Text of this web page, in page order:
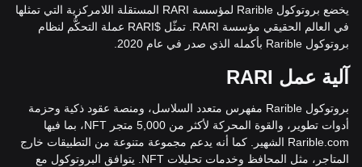
يخضع بروتوكول Rarible لمؤسسة RARI المستقلة اللامركزية التي تمثلها
في العالم الحقيقي مؤسسة RARI. تمثّل $RARI عملة التحكُّم لنظام
بروتوكول Rarible بأكمله الذي صدر في عام 2020.
آلية عمل RARI
بروتوكول Rarible مفهرس متعدد السلاسل، ومنصة عقود ذكية وحزمة
أدوات تطوير، والقوة المحركة لأكثر من 5,000 متجر NFT، بما فيها
Rarible.com الشهير. كما أنه يدعم مجموعة متنوعة من التطبيقات خارج
المتاجر، مثل المحافظ وخدمات تحليلات NFT. يتوافق البروتوكول مع